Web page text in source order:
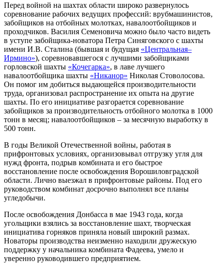
Перед войной на шахтах области широко развернулось
соревнование рабочих ведущих профессий: врубмашинистов,
забойщиков на отбойных молотках, навалоотбойщиков и
проходчиков. Василия Семеновича можно было часто видеть
в уступе забойщика-новатора Петра Синяговского с шахты
имени И.В. Сталина (бывшая и будущая «Центральная–
Ирмино»), соревновавшегося с лучшими забойщиками
горловской шахты «Кочегарка», в лаве лучшего
навалоотбойщика шахты «Никанор» Николая Стоволосова.
Он помог им добиться выдающейся производительности
труда, организовал распространение их опыта на другие
шахты. По его инициативе разгорается соревнование
забойщиков за производительность отбойного молотка в 1000
тонн в месяц; навалоотбойщиков – за месячную выработку в
500 тонн.
В годы Великой Отечественной войны, работая в
прифронтовых условиях, организовывал отгрузку угля для
нужд фронта, подрыв комбината и его быстрое
восстановление после освобождения Ворошиловградской
области. Лично выезжал в прифронтовые районы. Под его
руководством комбинат досрочно выполнял все планы
угледобычи.
После освобождения Донбасса в мае 1943 года, когда
угольщики взялись за восстановление шахт, творческая
инициатива горняков приняла новый широкий размах.
Новаторы производства неизменно находили дружескую
поддержку у начальника комбината Фадеева, умело и
уверенно руководившего предприятием.